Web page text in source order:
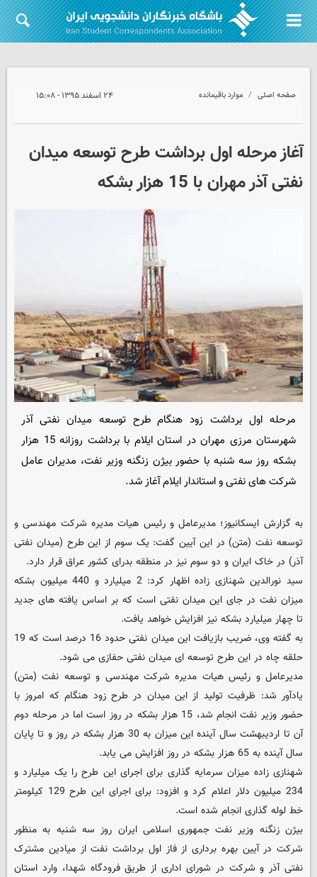
صفحه اصلی موارد باقیمانده ۲۴ اسفند ۱۳۹۵ - ۱۵:۰۸
آغاز مرحله اول برداشت طرح توسعه میدان
نفتی آذر مهران با 15 هزار بشکه
مرحله اول برداشت زود هنگام طرح توسعه میدان نفتی آذر
شهرستان مرزی مهران در استان ایلام با برداشت روزانه 15 هزار
بشکه روز سه شنبه با حضور بیژن زنگنه وزیر نفت، مدیران عامل
شرکت های نفتی و استاندار ایلام آغاز شد.
به گزارش ایسکانیوز؛ مدیرعامل و رئیس هیات مدیره شرکت مهندسی و
توسعه نفت (متن) در این آیین گفت: یک سوم از این طرح (میدان نفتی
آذر) در خاک ایران و دو سوم نیز در منطقه بدرای کشور عراق قرار دارد.
سید نورالدین شهنازی زاده اظهار کرد: 2 میلیارد و 440 میلیون بشکه
میزان نفت در جای این میدان نفتی است که بر اساس یافته های جدید
تا چهار میلیارد بشکه نیز افزایش خواهد یافت.
به گفته وی، ضریب بازیافت این میدان نفتی حدود 16 درصد است که 19
حلقه چاه در این طرح توسعه ای میدان نفتی حفازی می شود.
مدیرعامل و رئیس هیات مدیره شرکت مهندسی و توسعه نفت (متن)
یادآور شد: ظرفیت تولید از این میدان در طرح زود هنگام که امروز با
حضور وزیر نفت انجام شد، 15 هزار بشکه در روز است اما در مرحله دوم
آن تا اردیبهشت سال آینده این میزان به 30 هزار بشکه در روز و تا پایان
سال آینده به 65 هزار بشکه در روز افزایش می یابد.
شهنازی زاده میزان سرمایه گذاری برای اجرای این طرح را یک میلیارد و
234 میلیون دلار اعلام کرد و افزود: برای اجرای این طرح 129 کیلومتر
خط لوله گذاری انجام شده است.
بیژن زنگنه وزیر نفت جمهوری اسلامی ایران روز سه شنبه به منظور
شرکت در آیین بهره برداری از فاز اول برداشت نفت از میادین مشترک
نفتی آذر و شرکت در شورای اداری از طریق فرودگاه شهدا، وارد استان